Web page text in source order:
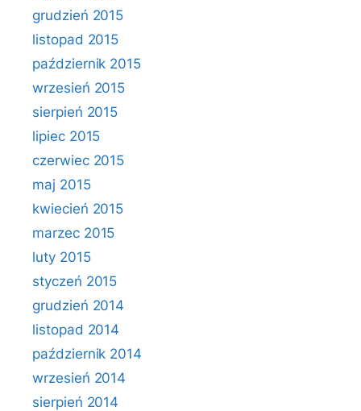
grudzień 2015
listopad 2015
październik 2015
wrzesień 2015
sierpień 2015
lipiec 2015
czerwiec 2015
maj 2015
kwiecień 2015
marzec 2015
luty 2015
styczeń 2015
grudzień 2014
listopad 2014
październik 2014
wrzesień 2014
sierpień 2014